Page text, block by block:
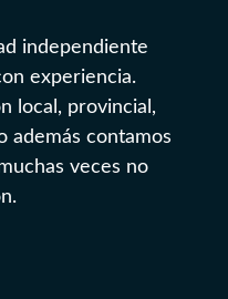
independiente
experiencia.
local, provincial,
además contamos
veces no